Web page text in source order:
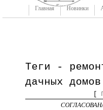
Главная Новинки
Теги -
дачных